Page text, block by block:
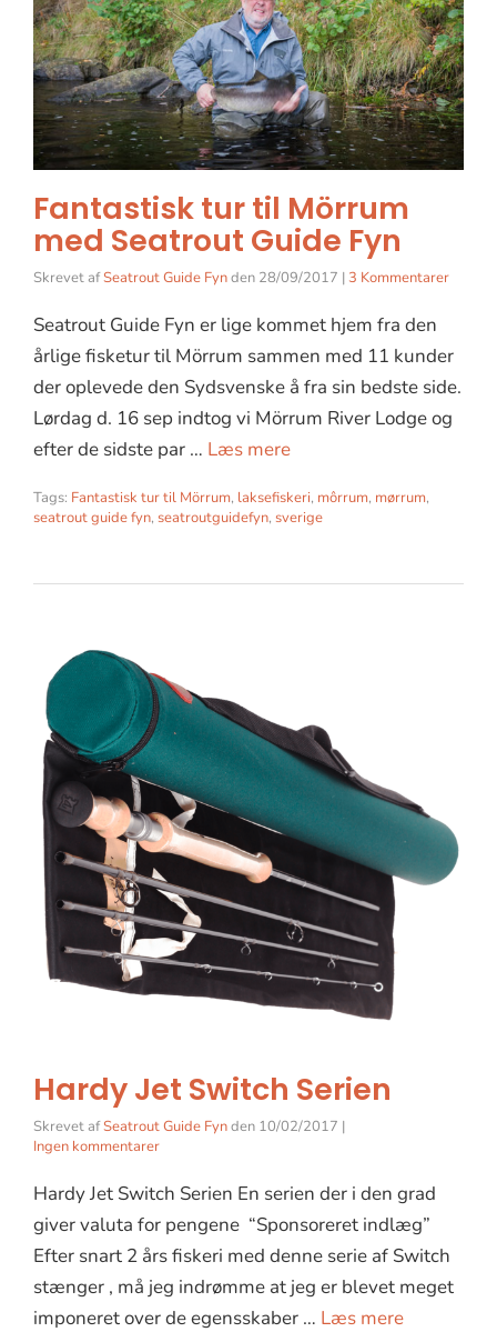
Fantastisk tur til Mörrum
med Seatrout Guide Fyn
Skrevet afSeatrout Guide Fynden 28/09/2017 |3 Kommentarer
Seatrout Guide Fyn er lige kommet hjem fra den
årlige fisketur til Mörrum sammen med 11 kunder
der oplevede den Sydsvenske å fra sin bedste side.
Lørdag d. 16 sep indtog vi Mörrum River Lodge og
efter de sidste par … Læs mere
Tags: Fantastisk tur til Mörrum, laksefiskeri, môrrum, mørrum,
seatrout guide fyn, seatroutguidefyn, sverige
Hardy Jet Switch Serien
Skrevet afSeatrout Guide Fynden 10/02/2017 |
Ingen kommentarer
Hardy Jet Switch Serien En serien der i den grad
giver valuta for pengene “Sponsoreret indlæg”
Efter snart 2 års fiskeri med denne serie af Switch
stænger , må jeg indrømme at jeg er blevet meget
imponeret over de egensskaber … Læs mere